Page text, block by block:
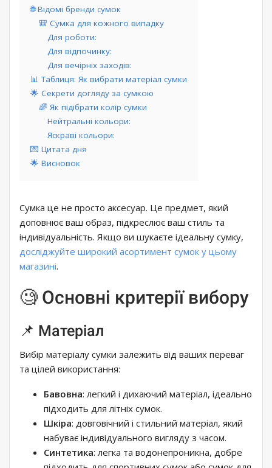
🌐 Відомі бренди сумок
🎒 Сумка для кожного випадку
Для роботи:
Для відпочинку:
Для вечірніх заходів:
📊 Таблиця: Як вибрати матеріал сумки
🌟 Секрети догляду за сумкою
🌈 Як підібрати колір сумки
Нейтральні кольори:
Яскраві кольори:
💌 Цитата дня
🌟 Висновок
Сумка це не просто аксесуар. Це предмет, який
доповнює ваш образ, підкреслює ваш стиль та
індивідуальність. Якщо ви шукаєте ідеальну сумку,
досліджуйте широкий асортимент сумок у цьому
магазині.
🧐 Основні критерії вибору
📌 Матеріал
Вибір матеріалу сумки залежить від ваших переваг
та цілей використання:
Бавовна: легкий і дихаючий матеріал, ідеально
підходить для літніх сумок.
Шкіра: довговічний і стильний матеріал, який
набуває індивідуального вигляду з часом.
Синтетика: легка та водонепроникна, добре